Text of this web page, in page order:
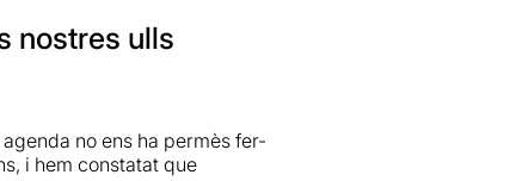
nostres ulls
no ens ha permès fer-
i hem constatat que